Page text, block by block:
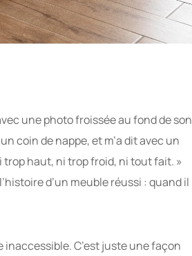
une photo froissée au fond de son
coin de nappe, et m’a dit avec un
trop haut, ni trop froid, ni tout fait. »
d’un meuble réussi : quand il
inaccessible. C’est juste une façon